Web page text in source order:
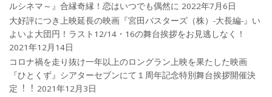
ルシネマ～』合縁奇縁！恋はいつでも偶然に 2022年7月6日
大好評につき上映延長の映画『宮田バスターズ（株）-大長編-』い
よいよ大団円！ラスト12/14・16の舞台挨拶をお見逃しなく！
2021年12月14日
コロナ禍を⾛り抜け⼀年以上のロングラン上映を果たした映画
『ひとくず』シアターセブンにて１周年記念特別舞台挨拶開催決
定︕︕ 2021年12月3日